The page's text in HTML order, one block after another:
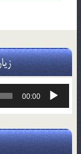
پخش‌کننده
00:00